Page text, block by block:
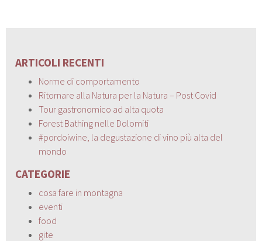
ARTICOLI RECENTI
Norme di comportamento
Ritornare alla Natura per la Natura – Post Covid
Tour gastronomico ad alta quota
Forest Bathing nelle Dolomiti
#pordoiwine, la degustazione di vino più alta del
mondo
CATEGORIE
cosa fare in montagna
eventi
food
gite